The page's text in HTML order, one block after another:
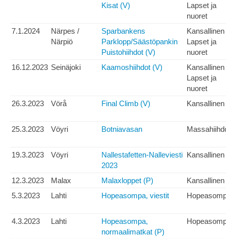
Kisat (V)
Lapset ja
nuoret
7.1.2024
Närpes /
Närpiö
Sparbankens
Parklopp/Säästöpankin
Puistohiihdot (V)
Kansallinen
Lapset ja
nuoret
16.12.2023 Seinäjoki Kaamoshiihdot (V)
Kansallinen
Lapset ja
nuoret
26.3.2023
Vörå Final Climb (V) Kansallinen
25.3.2023 Vöyri Botniavasan
19.3.2023 Vöyri
Nallestafetten-Nalleviesti
2023
Kansallinen
12.3.2023 Malax Malaxloppet (P)
Kansallinen
5.3.2023
Lahti Hopeasompa, viestit
4.3.2023 Lahti
Hopeasompa,
normaalimatkat (P)